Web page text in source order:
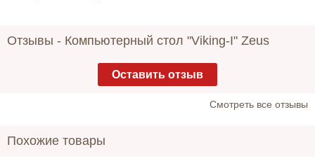
Отзывы - Компьютерный стол "Viking-I" Zeus
Оставить отзыв
Cмотреть все отзывы
Похожие товары